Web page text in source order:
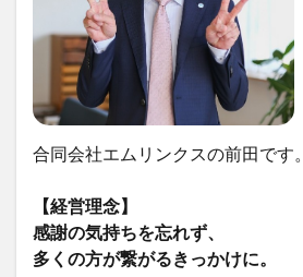
合同会社エムリンクスの前田です。
【経営理念】
感謝の気持ちを忘れず、
多くの方が繋がるきっかけに。